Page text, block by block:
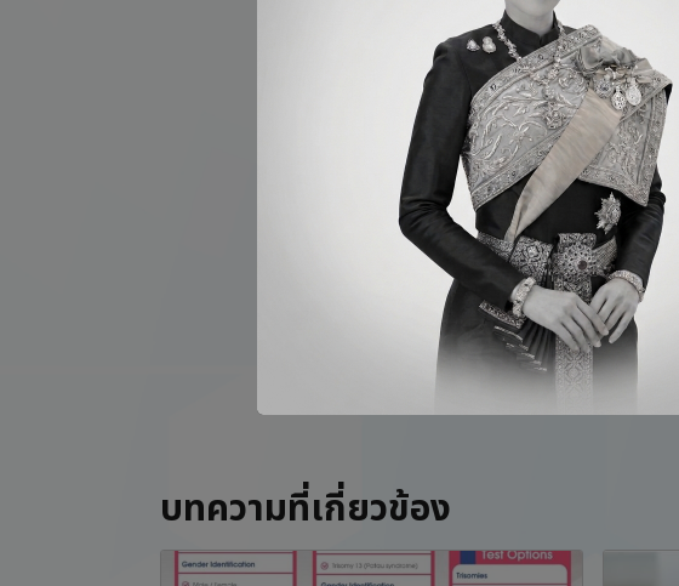
การรักษา
ปัจจุบัน ยังไม่มีวิธีรักษา
ตามอาการที่พบในแต่ละคน
สำหรับผู้ที่กำลังมองหาการตรวจ
NIFTY Pro เป็นหนึ่งในตัวเลือกที่
ทางพันธุกรรมที่เกิดจากขาดหรือเ
โปรดทราบว่า ควรปรึกษาแพทย์หรื
สำหรับคุณ
ข้อมูลอ้างอิงจาก McDonald-
syndrome (DiGeorge
2011 Jan;90(1):1-18.
บทความที่เกี่ยวข้อง